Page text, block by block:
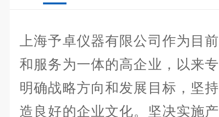
上海予卓仪器有限公司作为目
和服务为一体的高企业，以来
明确战略方向和发展目标，坚
造良好的企业文化。坚决实施